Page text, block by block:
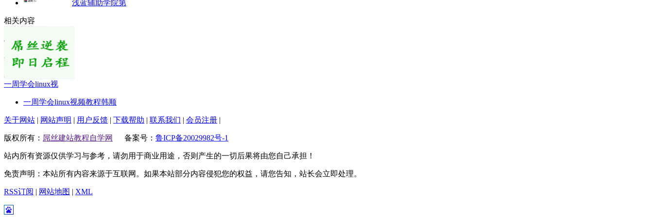
浅蓝辅助学院第
相关内容
一周学会linux视
一周学会linux视频教程韩顺
关于网站 | 网站声明 | 用户反馈 | 下载帮助 | 联系我们 | 会员注册 |
版权所有： 屌丝建站教程自学网 备案号： 鲁ICP备20029982号-1
站内所有资源仅供学习与参考，请勿用于商业用途，否则产生的一切后果将由您自己承担！
免责声明：本站所有内容来源于互联网。如果本站部分内容侵犯您的权益，请您告知，站长会立即处理。
RSS订阅 | 网站地图 | XML